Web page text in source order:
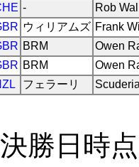
-
Rob
ウィリアムズ Frank
BRM
Owen
BRM
Owen
フェラーリ
勝日時点